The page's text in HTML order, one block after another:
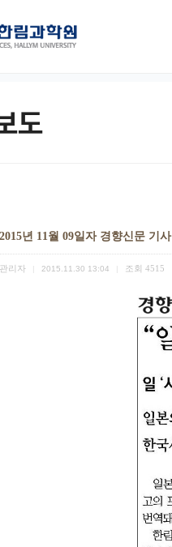
도
2015년 11월 09일자 경향신문 기사
관리자 2015.11.30 13:04 조회 4515